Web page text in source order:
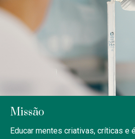
Missão
Educar mentes criativas, críticas e